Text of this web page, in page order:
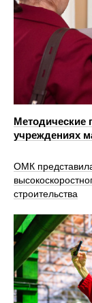
Методические
учреждениях
ОМК
строительства